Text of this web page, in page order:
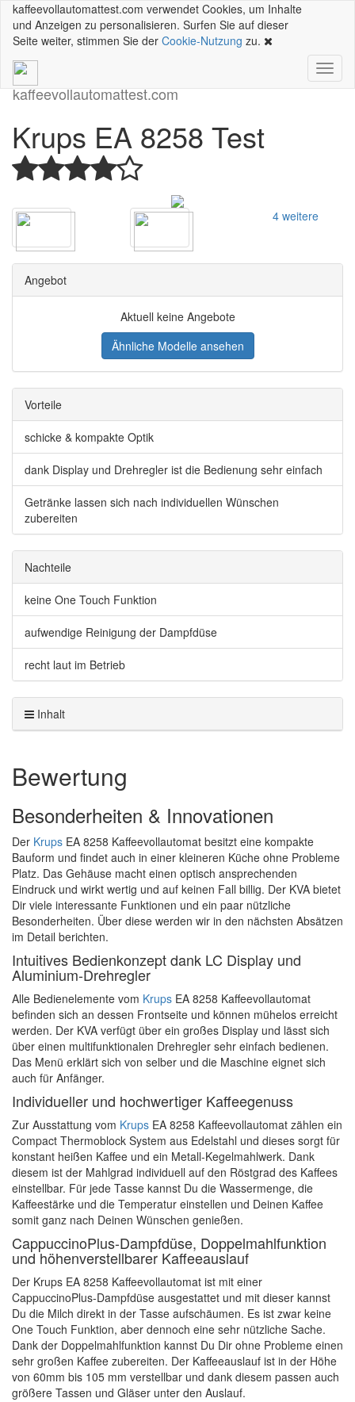
kaffeevollautomattest.com verwendet Cookies, um Inhalte
und Anzeigen zu personalisieren. Surfen Sie auf dieser
Seite weiter, stimmen Sie der Cookie-Nutzung zu.
kaffeevollautomattest.com
Krups EA 8258 Test
4 weitere
Angebot
Aktuell keine Angebote
Ähnliche Modelle ansehen
Vorteile
schicke & kompakte Optik
dank Display und Drehregler ist die Bedienung sehr einfach
Getränke lassen sich nach individuellen Wünschen
zubereiten
Nachteile
keine One Touch Funktion
aufwendige Reinigung der Dampfdüse
recht laut im Betrieb
Inhalt
Bewertung
Besonderheiten & Innovationen
Der Krups EA 8258 Kaffeevollautomat besitzt eine kompakte
Bauform und findet auch in einer kleineren Küche ohne Probleme
Platz. Das Gehäuse macht einen optisch ansprechenden
Eindruck und wirkt wertig und auf keinen Fall billig. Der KVA bietet
Dir viele interessante Funktionen und ein paar nützliche
Besonderheiten. Über diese werden wir in den nächsten Absätzen
im Detail berichten.
Intuitives Bedienkonzept dank LC Display und
Aluminium-Drehregler
Alle Bedienelemente vom Krups EA 8258 Kaffeevollautomat
befinden sich an dessen Frontseite und können mühelos erreicht
werden. Der KVA verfügt über ein großes Display und lässt sich
über einen multifunktionalen Drehregler sehr einfach bedienen.
Das Menü erklärt sich von selber und die Maschine eignet sich
auch für Anfänger.
Individueller und hochwertiger Kaffeegenuss
Zur Ausstattung vom Krups EA 8258 Kaffeevollautomat zählen ein
Compact Thermoblock System aus Edelstahl und dieses sorgt für
konstant heißen Kaffee und ein Metall-Kegelmahlwerk. Dank
diesem ist der Mahlgrad individuell auf den Röstgrad des Kaffees
einstellbar. Für jede Tasse kannst Du die Wassermenge, die
Kaffeestärke und die Temperatur einstellen und Deinen Kaffee
somit ganz nach Deinen Wünschen genießen.
CappuccinoPlus-Dampfdüse, Doppelmahlfunktion
und höhenverstellbarer Kaffeeauslauf
Der Krups EA 8258 Kaffeevollautomat ist mit einer
CappuccinoPlus-Dampfdüse ausgestattet und mit dieser kannst
Du die Milch direkt in der Tasse aufschäumen. Es ist zwar keine
One Touch Funktion, aber dennoch eine sehr nützliche Sache.
Dank der Doppelmahlfunktion kannst Du Dir ohne Probleme einen
sehr großen Kaffee zubereiten. Der Kaffeeauslauf ist in der Höhe
von 60mm bis 105 mm verstellbar und dank diesem passen auch
größere Tassen und Gläser unter den Auslauf.